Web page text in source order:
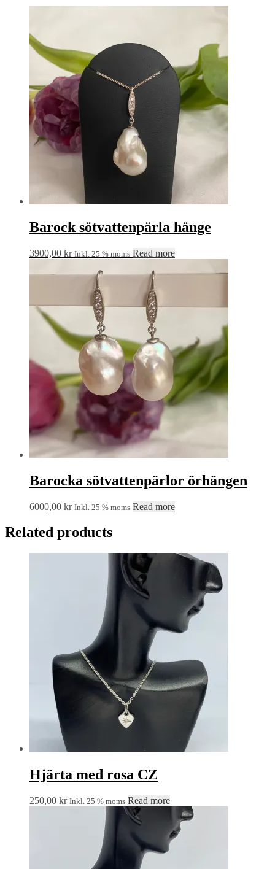
Barock sötvattenpärla hänge
3900,00 kr Inkl. 25 % moms Read more
Barocka sötvattenpärlor örhängen
6000,00 kr Inkl. 25 % moms Read more
Related products
Hjärta med rosa CZ
250,00 kr Inkl. 25 % moms Read more